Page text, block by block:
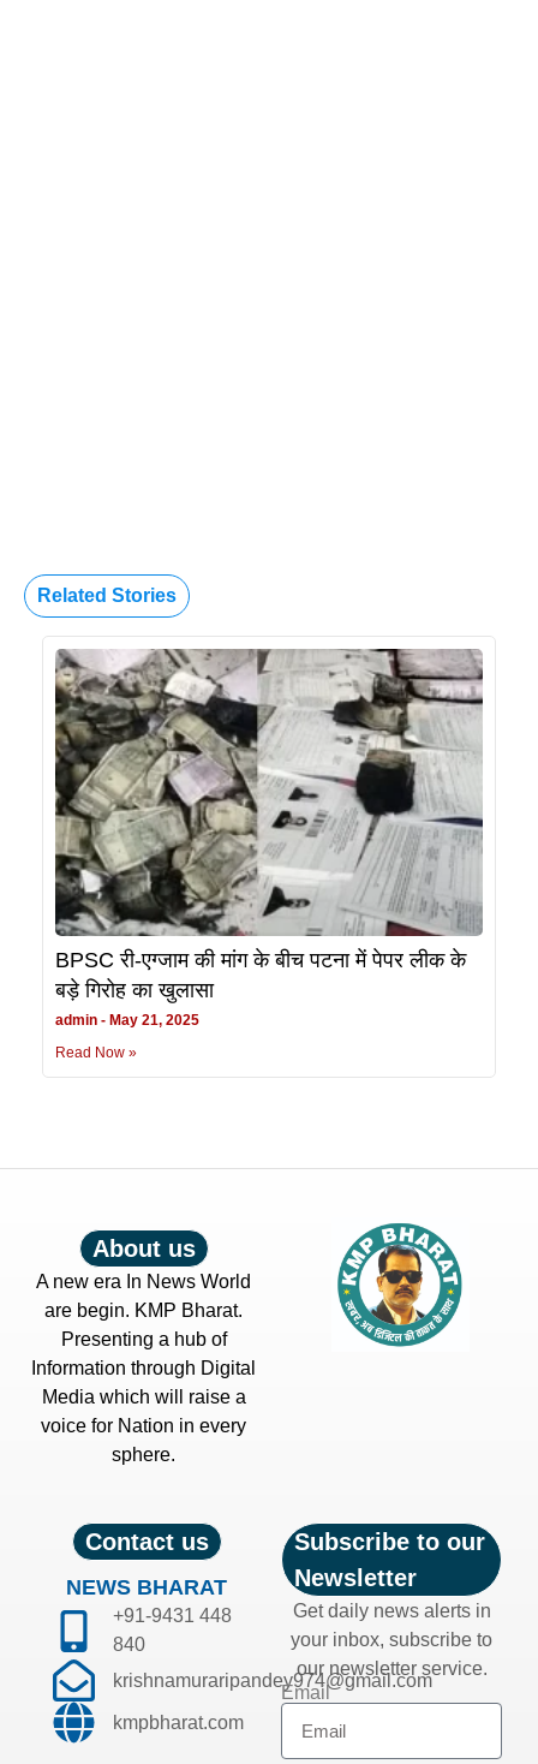
Related Stories
BPSC री-एग्जाम की मांग के बीच पटना में पेपर लीक के
बड़े गिरोह का खुलासा
admin
May 21, 2025
Read Now »
About us
A new era In News World
are begin. KMP Bharat.
Presenting a hub of
Information through Digital
Media which will raise a
voice for Nation in every
sphere.
Contact us
NEWS BHARAT
+91-9431 448
840
krishnamuraripandey974@gmail.com
kmpbharat.com
Subscribe to our
Newsletter
Get daily news alerts in
your inbox, subscribe to
our newsletter service.
Email